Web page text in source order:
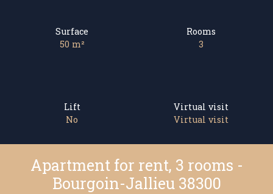
Surface
50 m²
Rooms
3
Lift
No
Virtual visit
Virtual visit
Apartment for rent, 3 rooms -
Bourgoin-Jallieu 38300